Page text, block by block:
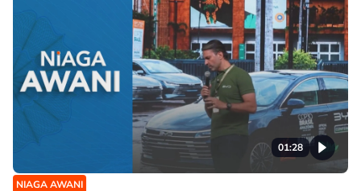
01:28
NIAGA AWANI